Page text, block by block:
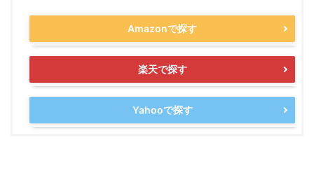
Amazonで探す
楽天で探す
Yahooで探す